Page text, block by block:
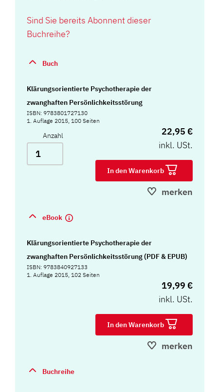
Sind Sie bereits Abonnent dieser
Buchreihe?
Buch
Klärungsorientierte Psychotherapie der
zwanghaften Persönlichkeitsstörung
ISBN: 9783801727130
1. Auflage 2015, 100 Seiten
Anzahl
22,95 €
inkl. USt.
In den Warenkorb
merken
eBook
Klärungsorientierte Psychotherapie der
zwanghaften Persönlichkeitsstörung (PDF & EPUB)
ISBN: 9783840927133
1. Auflage 2015, 102 Seiten
19,99 €
inkl. USt.
In den Warenkorb
merken
Buchreihe